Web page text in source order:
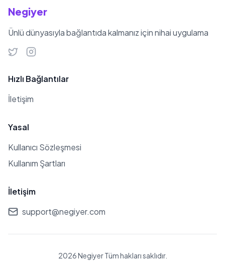
Negiyer
Ünlü dünyasıyla bağlantıda kalmanız için nihai uygulama
Hızlı Bağlantılar
İletişim
Yasal
Kullanıcı Sözleşmesi
Kullanım Şartları
İletişim
support@negiyer.com
2026 Negiyer Tüm hakları saklıdır.